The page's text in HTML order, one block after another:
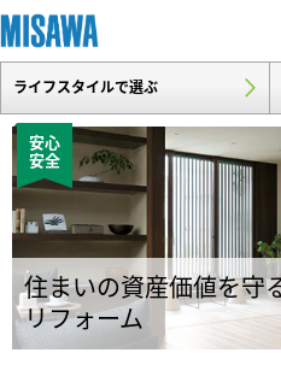
住まい
建てる [注文住宅]
商品ラインアップ
デザイン
土地活用
個人のお客さま
賃貸住宅
リフォーム
戸建て・マンション
まちづくり
ライフスタイルで選ぶ
安心
安全
住まいの資産価値を守
リフォーム